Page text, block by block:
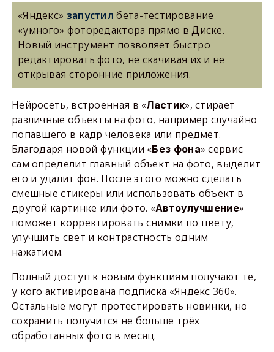
«Яндекс» запустилбета-тестирование
«умного» фоторедактора прямо в Диске.
Новый инструмент позволяет быстро
редактировать фото, не скачивая их и не
открывая сторонние приложения.
Нейросеть, встроенная в «Ластик», стирает
различные объекты на фото, например случайно
попавшего в кадр человека или предмет.
Благодаря новой функции «Без фона» сервис
сам определит главный объект на фото, выделит
его и удалит фон. После этого можно сделать
смешные стикеры или использовать объект в
другой картинке или фото. «Автоулучшение»
поможет корректировать снимки по цвету,
улучшить свет и контрастность одним
нажатием.
Полный доступ к новым функциям получают те,
у кого активирована подписка «Яндекс 360».
Остальные могут протестировать новинки, но
сохранить получится не больше трёх
обработанных фото в месяц.